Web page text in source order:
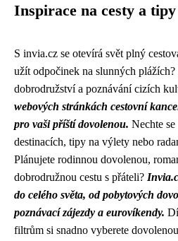
Inspirace na cesty a tipy
S invia.cz se otevírá svět plný
užít odpočinek na slunných plážích?
dobrodružství a poznávání cizích
webových stránkách cestovní
pro vaši příští dovolenou. Nechte
destinacích, tipy na výlety nebo
Plánujete rodinnou dovolenou,
dobrodružnou cestu s přáteli?
do celého světa, od pobytových
poznávací zájezdy a eurovíkendy.
filtrům si snadno vyberete